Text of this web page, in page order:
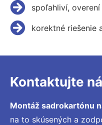
spoľahliví,
korektné riešenie
Kontaktujte
Montáž sadrokartónu
na to skúsených a